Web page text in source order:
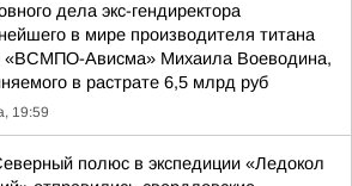
дела экс-гендиректора
в мире производителя титана
Ависма» Михаила Воеводина,
в растрате 6,5 млрд руб
19:59
полюс в экспедиции «Ледокол